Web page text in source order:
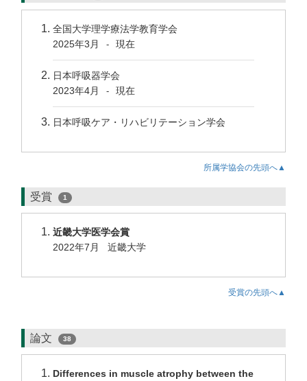
全国大学理学療法学教育学会
2025年3月
- 現在
日本呼吸器学会
2023年4月
- 現在
日本呼吸ケア・リハビリテーション学会
所属学協会の先頭へ▲
受賞 1
近畿大学医学会賞
2022年7月 近畿大学
受賞の先頭へ▲
論文 38
Differences in muscle atrophy between the